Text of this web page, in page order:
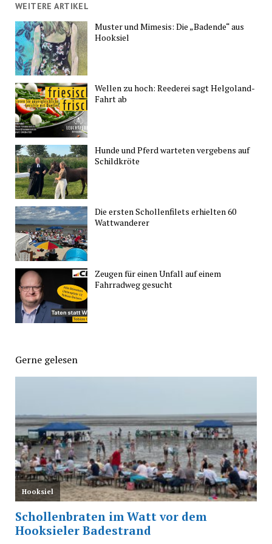
WEITERE ARTIKEL
Muster und Mimesis: Die „Badende“ aus
Hooksiel
Wellen zu hoch: Reederei sagt Helgoland-
Fahrt ab
Hunde und Pferd warteten vergebens auf
Schildkröte
Die ersten Schollenfilets erhielten 60
Wattwanderer
Zeugen für einen Unfall auf einem
Fahrradweg gesucht
Gerne gelesen